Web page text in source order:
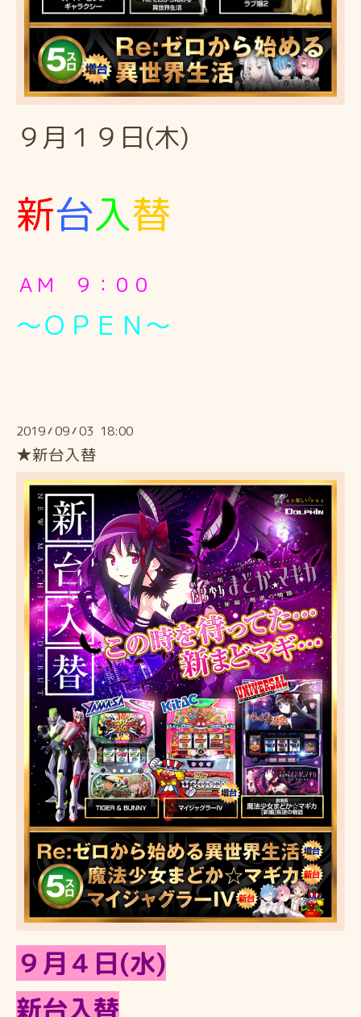
９月１９日(木)
新台入替
ＡＭ ９：００
～ＯＰＥＮ～
2019/09/03 18:00
★新台入替
９月４日(水)
新台入替